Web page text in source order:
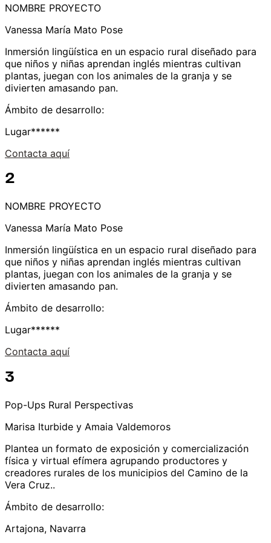
NOMBRE PROYECTO
Vanessa María Mato Pose
Inmersión lingüística en un espacio rural diseñado para
que niños y niñas aprendan inglés mientras cultivan
plantas, juegan con los animales de la granja y se
divierten amasando pan.
Ámbito de desarrollo:
Lugar******
Contacta aquí
2
NOMBRE PROYECTO
Vanessa María Mato Pose
Inmersión lingüística en un espacio rural diseñado para
que niños y niñas aprendan inglés mientras cultivan
plantas, juegan con los animales de la granja y se
divierten amasando pan.
Ámbito de desarrollo:
Lugar******
Contacta aquí
3
Pop-Ups Rural Perspectivas
Marisa Iturbide y Amaia Valdemoros
Plantea un formato de exposición y comercialización
física y virtual efímera agrupando productores y
creadores rurales de los municipios del Camino de la
Vera Cruz..
Ámbito de desarrollo:
Artajona, Navarra